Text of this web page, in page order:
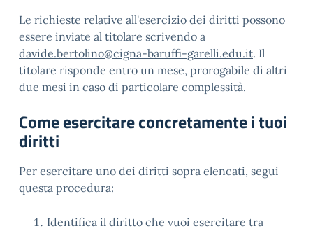
Le richieste relative all'esercizio dei diritti possono
essere inviate al titolare scrivendo a
davide.bertolino@cigna-baruffi-garelli.edu.it. Il
titolare risponde entro un mese, prorogabile di altri
due mesi in caso di particolare complessità.
Come esercitare concretamente i tuoi
diritti
Per esercitare uno dei diritti sopra elencati, segui
questa procedura:
Identifica il diritto che vuoi esercitare tra